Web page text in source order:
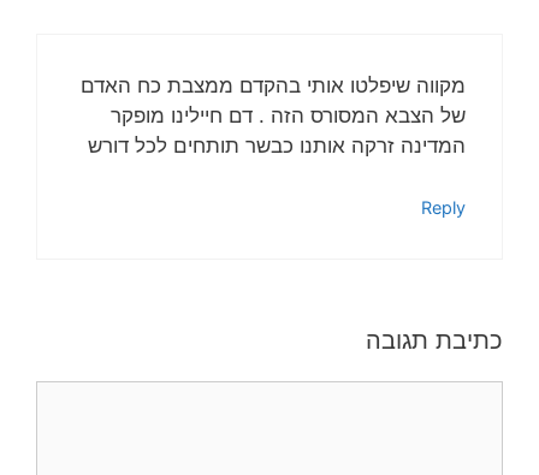
מקווה שיפלטו אותי בהקדם ממצבת כח האדם
של הצבא המסורס הזה . דם חיילינו מופקר
המדינה זרקה אותנו כבשר תותחים לכל דורש
Reply
כתיבת תגובה